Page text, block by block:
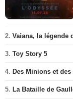
2. Vaiana, la légende
3. Toy Story 5
4. Des Minions et
5. La Bataille de